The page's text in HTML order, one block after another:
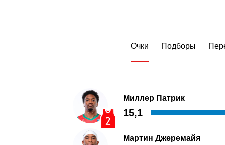
Очки Подборы
Миллер Патрик
15,1
Мартин Джеремайя